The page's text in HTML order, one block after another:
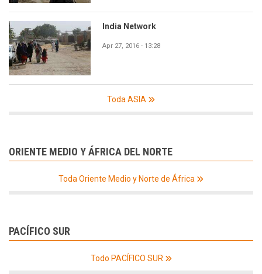
India Network
Apr 27, 2016 - 13:28
Toda ASIA
ORIENTE MEDIO Y ÁFRICA DEL NORTE
Toda Oriente Medio y Norte de África
PACÍFICO SUR
Todo PACÍFICO SUR